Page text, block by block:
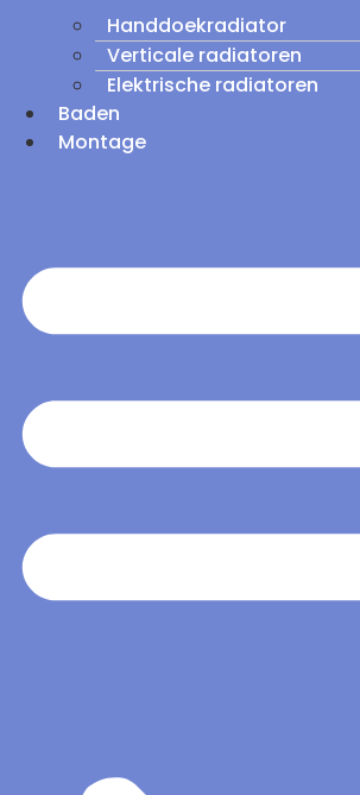
Handdoekradiator
Verticale radiatoren
Elektrische radiatoren
Baden
Montage